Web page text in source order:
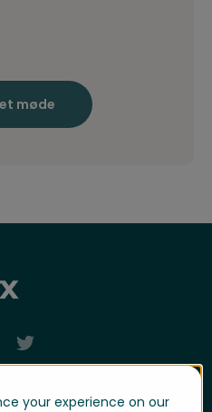
your experience on our